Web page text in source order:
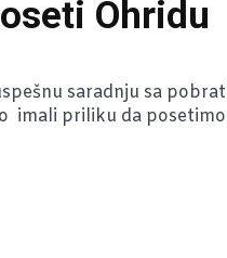
Ohridu
saradnju sa
imali priliku da